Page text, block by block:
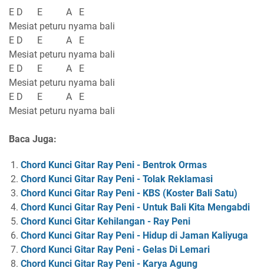
E D E A E
Mesiat peturu nyama bali
E D E A E
Mesiat peturu nyama bali
E D E A E
Mesiat peturu nyama bali
E D E A E
Mesiat peturu nyama bali
Baca Juga:
Chord Kunci Gitar Ray Peni - Bentrok Ormas
Chord Kunci Gitar Ray Peni - Tolak Reklamasi
Chord Kunci Gitar Ray Peni - KBS (Koster Bali Satu)
Chord Kunci Gitar Ray Peni - Untuk Bali Kita Mengabdi
Chord Kunci Gitar Kehilangan - Ray Peni
Chord Kunci Gitar Ray Peni - Hidup di Jaman Kaliyuga
Chord Kunci Gitar Ray Peni - Gelas Di Lemari
Chord Kunci Gitar Ray Peni - Karya Agung